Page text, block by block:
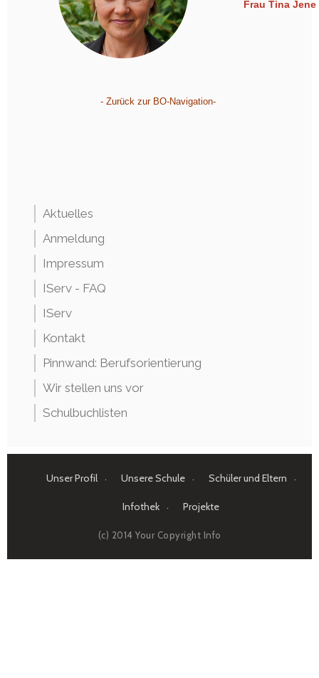
Aktuelles
Anmeldung
Impressum
IServ - FAQ
IServ
Kontakt
Pinnwand: Berufsorientierung
Wir stellen uns vor
Schulbuchlisten
Frau Tina Jene
- Zurück zur BO-Navigation-
Unser Profil Unsere Schule Schüler und Eltern
Infothek Projekte
(c) 2014 Your Copyright Info